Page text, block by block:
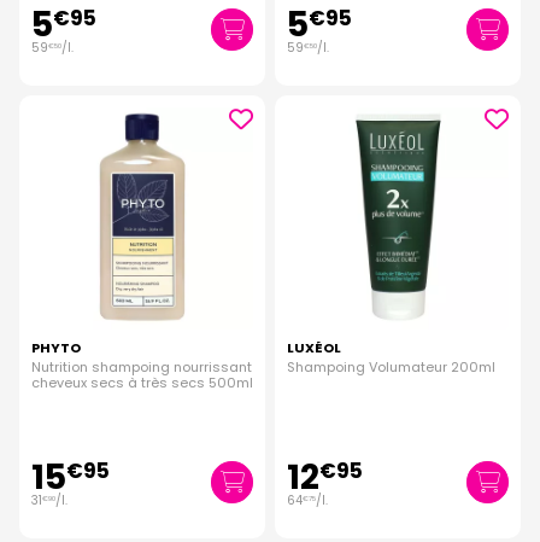
5€95
59€50/l. 5€95
59€50/l.
PHYTO
Nutrition shampoing nourrissant
cheveux secs à très secs 500ml
15€95
31€90/l.
LUXÉOL
Shampoing Volumateur 200ml
12€95
64€75/l.